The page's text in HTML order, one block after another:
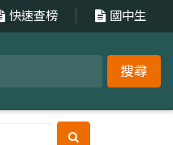
快速查榜 國中生
搜尋